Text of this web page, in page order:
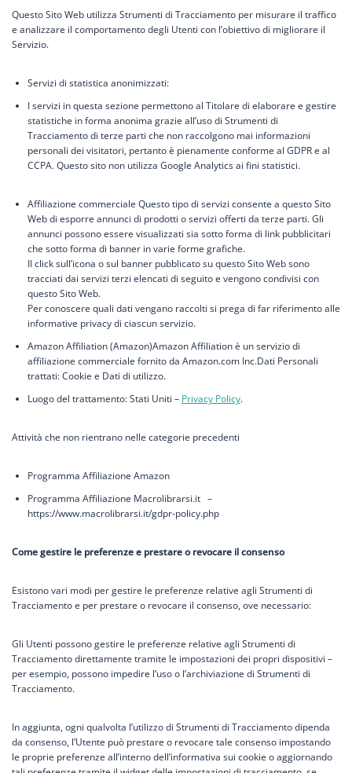
Questo Sito Web utilizza Strumenti di Tracciamento per misurare il traffico
e analizzare il comportamento degli Utenti con l’obiettivo di migliorare il
Servizio.
Servizi di statistica anonimizzati:
I servizi in questa sezione permettono al Titolare di elaborare e gestire
statistiche in forma anonima grazie all’uso di Strumenti di
Tracciamento di terze parti che non raccolgono mai informazioni
personali dei visitatori, pertanto è pienamente conforme al GDPR e al
CCPA. Questo sito non utilizza Google Analytics ai fini statistici.
Affiliazione commerciale Questo tipo di servizi consente a questo Sito
Web di esporre annunci di prodotti o servizi offerti da terze parti. Gli
annunci possono essere visualizzati sia sotto forma di link pubblicitari
che sotto forma di banner in varie forme grafiche.
Il click sull’icona o sul banner pubblicato su questo Sito Web sono
tracciati dai servizi terzi elencati di seguito e vengono condivisi con
questo Sito Web.
Per conoscere quali dati vengano raccolti si prega di far riferimento alle
informative privacy di ciascun servizio.
Amazon Affiliation (Amazon)Amazon Affiliation è un servizio di
affiliazione commerciale fornito da Amazon.com Inc.Dati Personali
trattati: Cookie e Dati di utilizzo.
Luogo del trattamento: Stati Uniti – Privacy Policy.
Attività che non rientrano nelle categorie precedenti
Programma Affiliazione Amazon
Programma Affiliazione Macrolibrarsi.it –
https://www.macrolibrarsi.it/gdpr-policy.php
Come gestire le preferenze e prestare o revocare il consenso
Esistono vari modi per gestire le preferenze relative agli Strumenti di
Tracciamento e per prestare o revocare il consenso, ove necessario:
Gli Utenti possono gestire le preferenze relative agli Strumenti di
Tracciamento direttamente tramite le impostazioni dei propri dispositivi –
per esempio, possono impedire l’uso o l’archiviazione di Strumenti di
Tracciamento.
In aggiunta, ogni qualvolta l’utilizzo di Strumenti di Tracciamento dipenda
da consenso, l’Utente può prestare o revocare tale consenso impostando
le proprie preferenze all’interno dell’informativa sui cookie o aggiornando